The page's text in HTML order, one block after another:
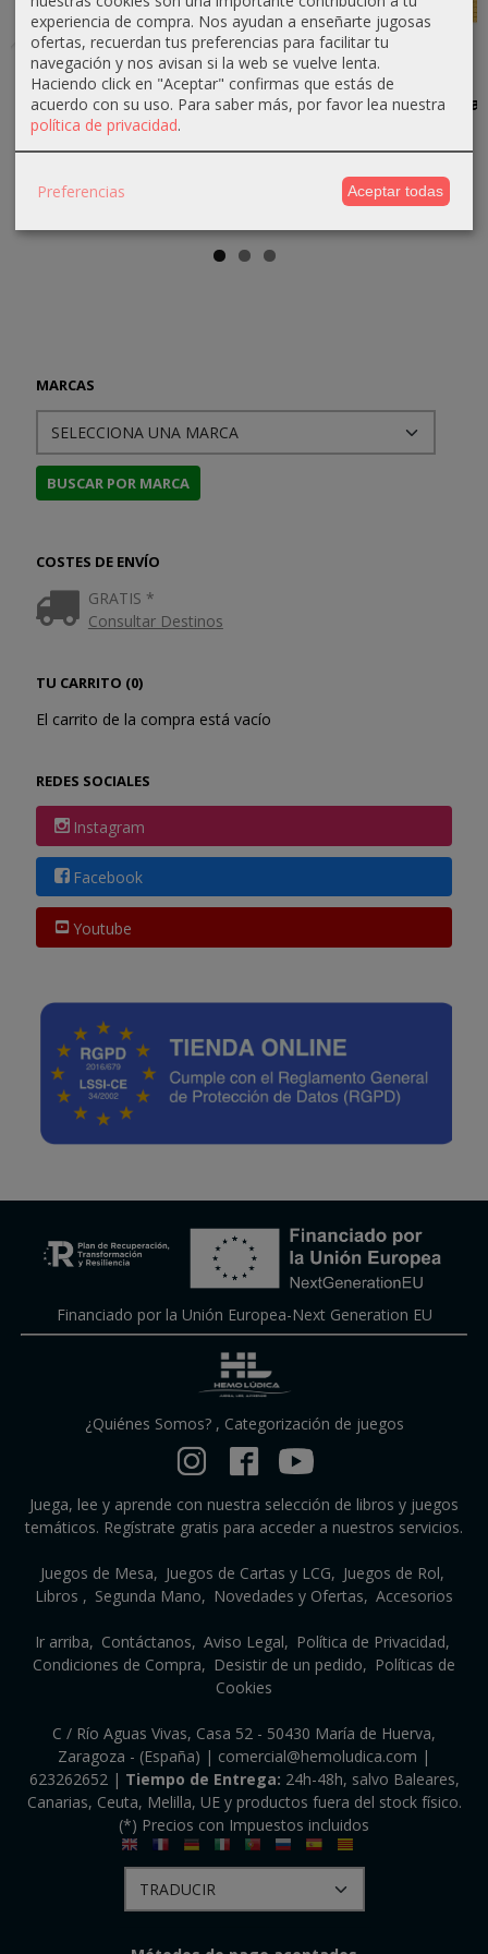
MARCAS
COSTES DE ENVÍO
GRATIS *
Consultar Destinos
TU CARRITO (0)
El carrito de la compra está vacío
REDES SOCIALES
Instagram
Facebook
Youtube
Great
Battles of
Julius
Caesar...
108,68 €
120,75 €
Salerno '43
41,90 €
44,10 €
The World
at War:
Europe
mapa para
7,50 €
Financiado por la Unión Europea-Next Generation EU
¿Quiénes Somos?, Categorización de juegos
Juega, lee y aprende con nuestra selección de libros y juegos
temáticos. Regístrate gratis para acceder a nuestros servicios.
Juegos de Mesa Juegos de Cartas y LCG
Juegos de Rol
Libros
Segunda Mano Novedades y Ofertas Accesorios
Ir arriba Contáctanos Aviso Legal
Política de Privacidad
Condiciones de Compra
Desistir de un pedido
Políticas de
Cookies
C / Río Aguas Vivas, Casa 52 - 50430 María de Huerva,
Zaragoza - (España) | comercial@hemoludica.com |
623262652| Tiempo de Entrega: 24h-48h, salvo Baleares,
Canarias, Ceuta, Melilla, UE y productos fuera del stock físico.
(*) Precios con Impuestos incluidos
experiencia de compra. Nos ayudan a enseñarte jugosas
ofertas, recuerdan tus preferencias para facilitar tu
navegación y nos avisan si la web se vuelve lenta.
Haciendo click en "Aceptar" confirmas que estás de
acuerdo con su uso. Para saber más, por favor lea nuestra
política de privacidad.
Preferencias Aceptar todas